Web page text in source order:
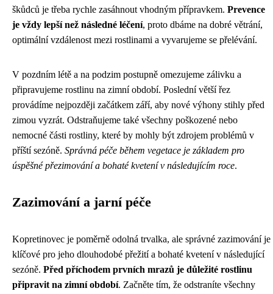
škůdců je třeba rychle zasáhnout vhodným přípravkem. Prevence
je vždy lepší než následné léčení, proto dbáme na dobré větrání,
optimální vzdálenost mezi rostlinami a vyvarujeme se přelévání.
V pozdním létě a na podzim postupně omezujeme zálivku a
připravujeme rostlinu na zimní období. Poslední větší řez
provádíme nejpozději začátkem září, aby nové výhony stihly před
zimou vyzrát. Odstraňujeme také všechny poškozené nebo
nemocné části rostliny, které by mohly být zdrojem problémů v
příští sezóně. Správná péče během vegetace je základem pro
úspěšné přezimování a bohaté kvetení v následujícím roce.
Zazimování a jarní péče
Kopretinovec je poměrně odolná trvalka, ale správné zazimování je
klíčové pro jeho dlouhodobé přežití a bohaté kvetení v následující
sezóně. Před příchodem prvních mrazů je důležité rostlinu
připravit na zimní období. Začněte tím, že odstraníte všechny